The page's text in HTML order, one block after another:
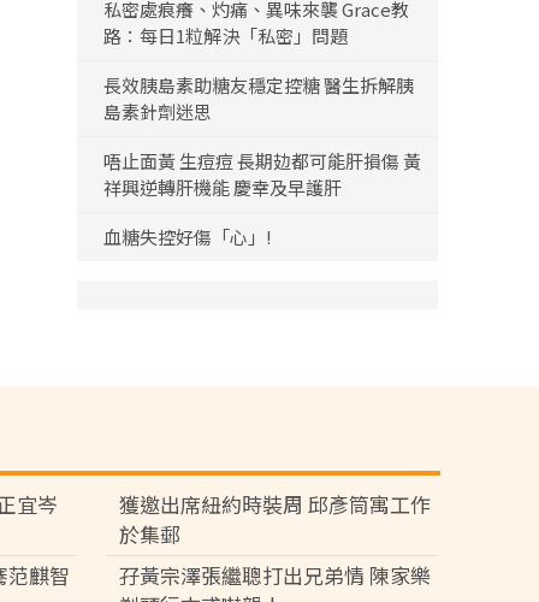
私密處痕癢、灼痛、異味來襲 Grace教
路：每日1粒解決「私密」問題
長效胰島素助糖友穩定控糖 醫生拆解胰
島素針劑迷思
唔止面黃 生痘痘 長期攰都可能肝損傷 黃
祥興逆轉肝機能 慶幸及早護肝
血糖失控好傷「心」!
宜岑
獲邀出席紐約時裝周 邱彥筒寓工作
於集郵
范麒智
孖黃宗澤張繼聰打出兄弟情 陳家樂